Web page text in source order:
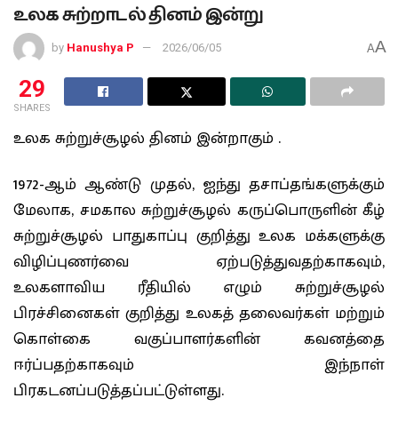
உலக சுற்றாடல் தினம் இன்று
by Hanushya P 2026/06/05 AA
29
SHARES
உலக சுற்றுச்சூழல் தினம் இன்றாகும் .
1972-ஆம் ஆண்டு முதல், ஐந்து தசாப்தங்களுக்கும்
மேலாக, சமகால சுற்றுச்சூழல் கருப்பொருளின் கீழ்
சுற்றுச்சூழல் பாதுகாப்பு குறித்து உலக மக்களுக்கு
விழிப்புணர்வை ஏற்படுத்துவதற்காகவும்,
உலகளாவிய ரீதியில் எழும் சுற்றுச்சூழல்
பிரச்சினைகள் குறித்து உலகத் தலைவர்கள் மற்றும்
கொள்கை வகுப்பாளர்களின் கவனத்தை
ஈர்ப்பதற்காகவும் இந்நாள்
பிரகடனப்படுத்தப்பட்டுள்ளது.